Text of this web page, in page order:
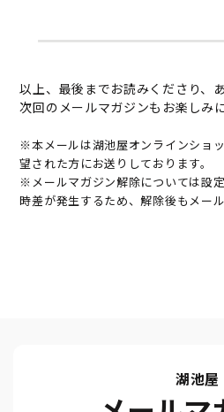
以上、最後までお読みくださり、
次回のメールマガジンもお楽しみ
※本メールは湖池屋オンラインショ
望された方にお送りしております。
※メールマガジン解除については設
時差が発生するため、解除後もメー
湖池屋